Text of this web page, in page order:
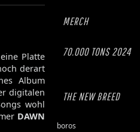
Platte
derart
Album
digitalen
wohl
DAWN
MERCH
70.000 TONS 2024
THE NEW BREED
Eschaton
Dawn of Ouroboros